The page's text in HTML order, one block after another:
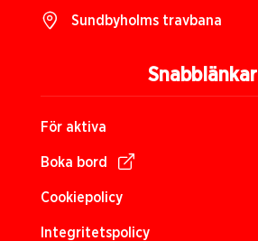
Snabblänkar
För aktiva
Boka bord
Cookiepolicy
Integritetspolicy
Sundbyholms travbana